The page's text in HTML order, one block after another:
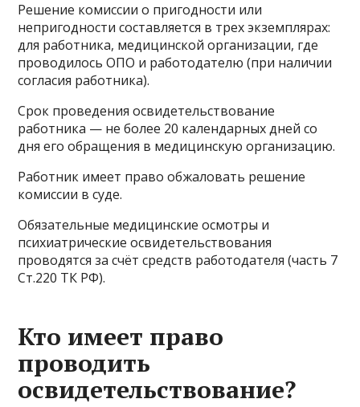
Решение комиссии о пригодности или
непригодности составляется в трех экземплярах:
для работника, медицинской организации, где
проводилось ОПО и работодателю (при наличии
согласия работника).
Срок проведения освидетельствование
работника — не более 20 календарных дней со
дня его обращения в медицинскую организацию.
Работник имеет право обжаловать решение
комиссии в суде.
Обязательные медицинские осмотры и
психиатрические освидетельствования
проводятся за счёт средств работодателя (часть 7
Ст.220 ТК РФ).
Кто имеет право
проводить
освидетельствование?